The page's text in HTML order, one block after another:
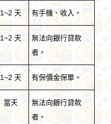
1~2 天 有手機、收入。
1~2 天
無法向銀行貸款
者。
1~2 天 有保價金保單。
當天
無法向銀行貸款
者。